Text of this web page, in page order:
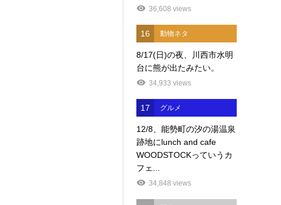
36,608 views
16 動物ネタ
8/17(日)の夜、川西市水明
台に熊が出たみたい。
34,933 views
17 グルメ
12/8、能勢町の汐の湯温泉
跡地にlunch and cafe
WOODSTOCKっていうカ
フェ...
34,848 views